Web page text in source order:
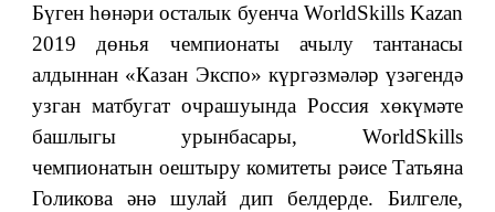
Бүген һөнәри осталык буенча WorldSkills Kazan
2019 дөнья чемпионаты ачылу тантанасы
алдыннан «Казан Экспо» күргәзмәләр үзәгендә
узган матбугат очрашуында Россия хөкүмәте
башлыгы урынбасары, WorldSkills
чемпионатын оештыру комитеты рәисе Татьяна
Голикова әнә шулай дип белдерде. Билгеле,